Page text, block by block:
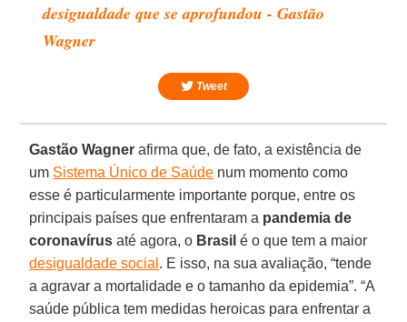
desigualdade que se aprofundou - Gastão
Wagner
Tweet
Gastão Wagner afirma que, de fato, a existência de
um Sistema Único de Saúde num momento como
esse é particularmente importante porque, entre os
principais países que enfrentaram a pandemia de
coronavírus até agora, o Brasil é o que tem a maior
desigualdade social . E isso, na sua avaliação, “tende
a agravar a mortalidade e o tamanho da epidemia”. “A
saúde pública tem medidas heroicas para enfrentar a